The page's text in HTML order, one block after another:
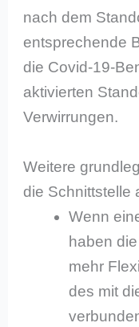
nach dem
entsprechende
die Covid-19-
aktivierten
Verwirrungen.
Weitere
die Schnittstelle
Wenn
haben
mehr
des mit